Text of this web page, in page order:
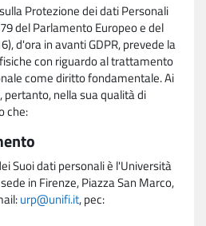
Protezione dei dati Personali
del Parlamento Europeo e del
d'ora in avanti GDPR, prevede la
con riguardo al trattamento
come diritto fondamentale. Ai
pertanto, nella sua qualità di
che:
Suoi dati personali è l'Università
in Firenze, Piazza San Marco,
urp@unifi.it, pec: